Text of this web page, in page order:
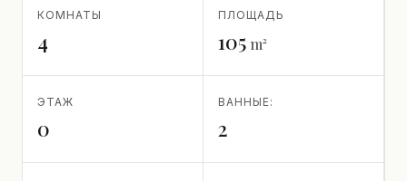
КОМНАТЫ
4
ПЛОЩАДЬ
105 m²
ЭТАЖ
0
ВАННЫЕ:
2